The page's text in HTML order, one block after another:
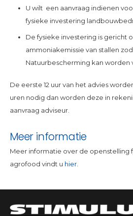
U wilt een aanvraag indienen
fysieke investering
De fysieke investering is gericht
ammoniakemissie van stallen
Natuurbescherming kan worden
De eerste 12 uur van het advies
uren nodig dan worden deze in
aanvraag adviseur.
Meer informatie
Meer informatie over de openstelling
agrofood vindt u hier.